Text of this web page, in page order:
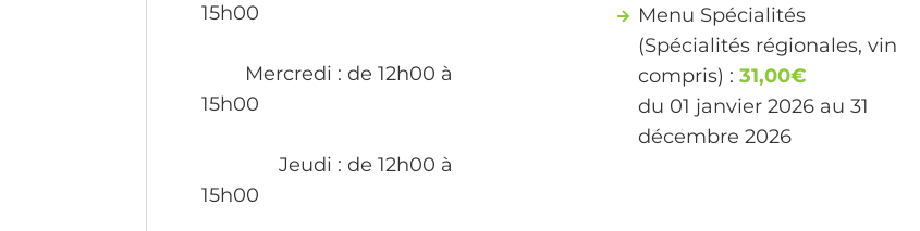
15h00
Mercredi : de 12h00 à
15h00
Jeudi : de 12h00 à
15h00
Menu Spécialités
(Spécialités régionales, vin
compris) :31,00€
du 01 janvier 2026 au 31
décembre 2026